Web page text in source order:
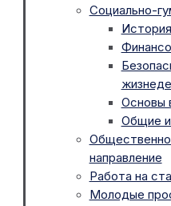
Социально-
Основы
Общие
направление
Работа на
Молодые